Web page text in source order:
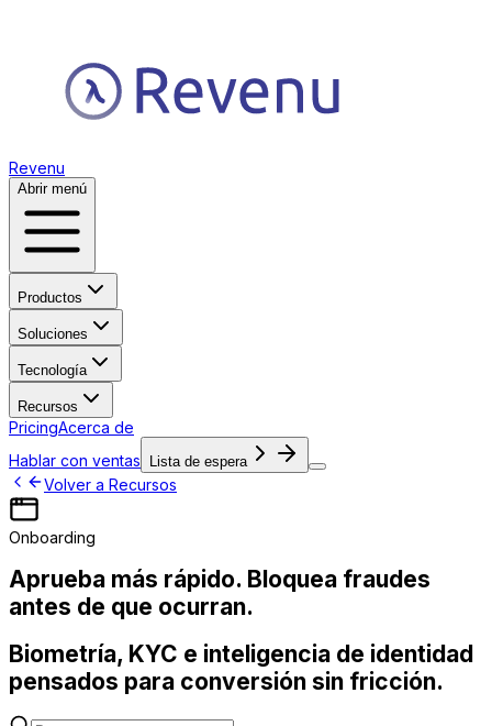
Revenu
Abrir menú
Productos
Soluciones
Tecnología
Recursos
PricingAcerca de
Hablar con ventas
Lista de espera
Volver a Recursos
Onboarding
Aprueba más rápido. Bloquea fraudes
antes de que ocurran.
Biometría, KYC e inteligencia de identidad
pensados para conversión sin fricción.